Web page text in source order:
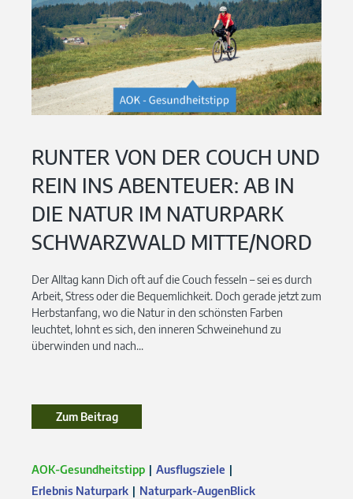
RUNTER VON DER COUCH UND
REIN INS ABENTEUER: AB IN
DIE NATUR IM NATURPARK
SCHWARZWALD MITTE/NORD
Der Alltag kann Dich oft auf die Couch fesseln – sei es durch
Arbeit, Stress oder die Bequemlichkeit. Doch gerade jetzt zum
Herbstanfang, wo die Natur in den schönsten Farben
leuchtet, lohnt es sich, den inneren Schweinehund zu
überwinden und nach...
Zum Beitrag
AOK-Gesundheitstipp
Ausflugsziele
Erlebnis Naturpark
Naturpark-AugenBlick